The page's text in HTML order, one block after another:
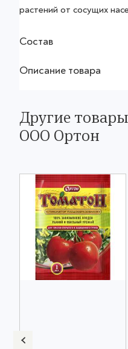
растений от сосущих
Состав
Описание товара
Другие
ООО Ортон